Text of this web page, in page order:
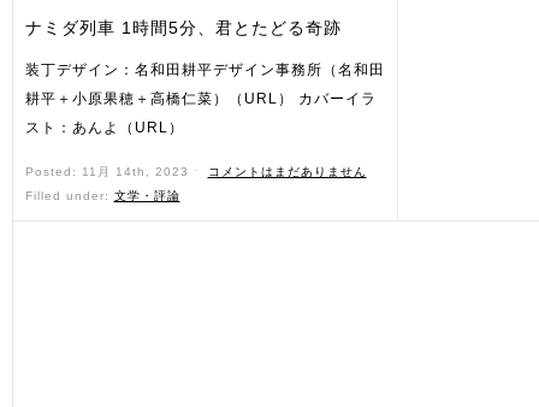
ナミダ列車 1時間5分、君とたどる奇跡
装丁デザイン：名和田耕平デザイン事務所（名和田
耕平＋小原果穂＋高橋仁菜）（URL） カバーイラ
スト：あんよ（URL）
Posted: 11月 14th, 2023 ˑ
コメントはまだありません
Filled under: 文学・評論